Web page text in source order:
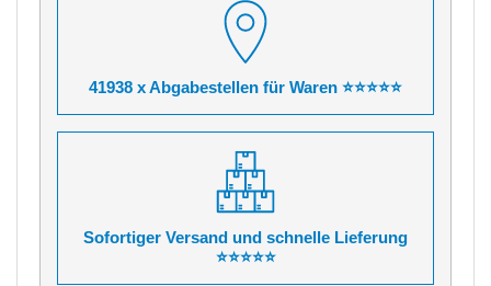
41938 x Abgabestellen für Waren ⭐⭐⭐⭐⭐
Sofortiger Versand und schnelle Lieferung
⭐⭐⭐⭐⭐